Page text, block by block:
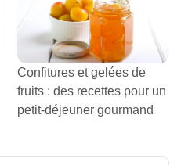
Confitures et gelées de
fruits : des recettes pour un
petit-déjeuner gourmand